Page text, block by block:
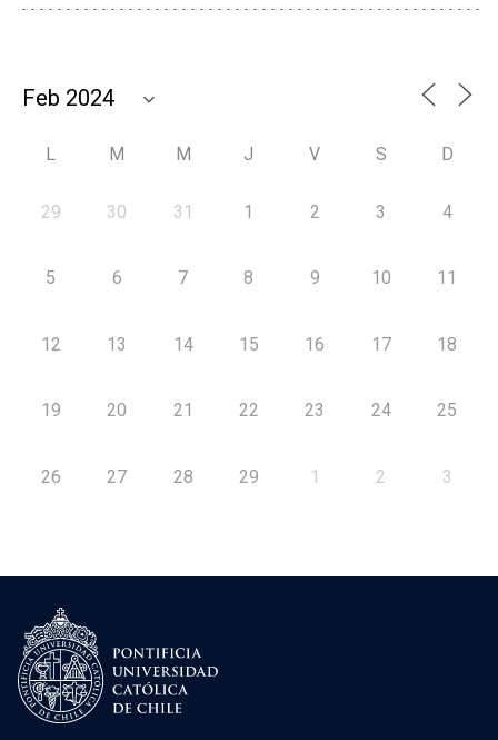
L M M J V S D
29 30 31 1 2 3 4
5 6 7 8 9 10 11
12 13 14 15 16 17 18
19 20 21 22 23 24 25
26 27 28 29 1 2 3